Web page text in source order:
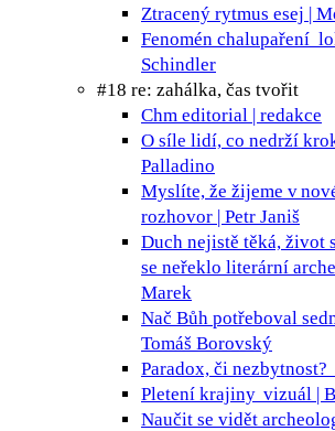
Ztracený rytmus esej |
Fenomén chalupaření
Schindler
#18 re: zahálka, čas tvořit
Chm editorial | redakce
O síle lidí, co nedrží
Palladino
Myslíte, že žijeme v
rozhovor | Petr Janiš
Duch nejistě těká, život
se neřeklo literární
Marek
Nač Bůh potřeboval
Tomáš Borovský
Paradox, či nezbytnost?
Pletení krajiny vizuál |
Naučit se vidět